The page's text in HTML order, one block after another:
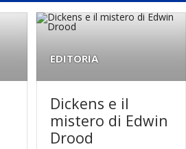
EDITORIA
Dickens e il
mistero di Edwin
Drood